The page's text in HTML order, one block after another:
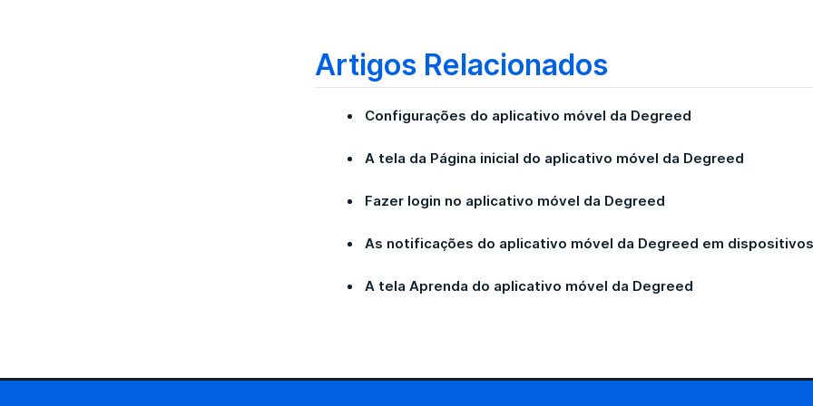
Experiências: lista atividades práticas e projetos concluídos
Artigos Relacionados
Configurações do aplicativo móvel da Degreed
A tela da Página inicial do aplicativo móvel da Degreed
Fazer login no aplicativo móvel da Degreed
As notificações do aplicativo móvel da Degreed em dispositivos
A tela Aprenda do aplicativo móvel da Degreed